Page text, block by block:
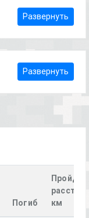
Развернуть
Развернуть
Погиб
км